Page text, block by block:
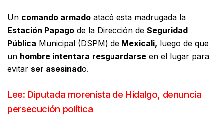
Un comando armado atacó esta madrugada la
Estación Papago de la Dirección de Seguridad
Pública Municipal (DSPM) de Mexicali, luego de que
un hombre intentara resguardarse en el lugar para
evitar ser asesinado.
Lee: Diputada morenista de Hidalgo, denuncia
persecución política